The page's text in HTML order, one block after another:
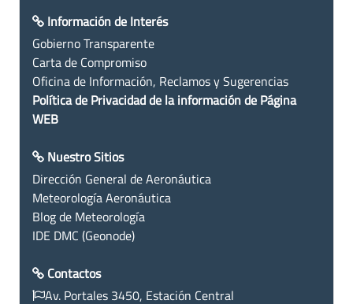
Información de Interés
Gobierno Transparente
Carta de Compromiso
Oficina de Información, Reclamos y Sugerencias
Política de Privacidad de la información de Página
WEB
Nuestro Sitios
Dirección General de Aeronáutica
Meteorología Aeronáutica
Blog de Meteorología
IDE DMC (Geonode)
Contactos
Av. Portales 3450, Estación Central